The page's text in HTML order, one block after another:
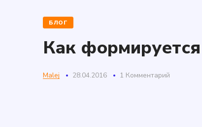
БЛОГ
Как
Malej 28.04.2016 1 Комментарий